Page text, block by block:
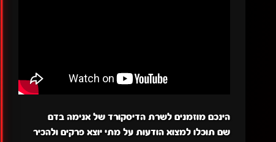
הינכם מוזמנים לשרת הדיסקורד של אנימה בדם
שם תוכלו למצוא הודעות על מתי יוצא פרקים ולהכיר